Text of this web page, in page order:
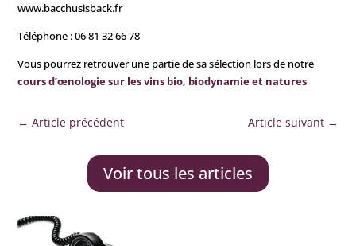
www.bacchusisback.fr
Téléphone : 06 81 32 66 78
Vous pourrez retrouver une partie de sa sélection lors de notre
cours d’œnologie sur les vins bio, biodynamie et natures
←Article précédent Article suivant→
Voir tous les articles